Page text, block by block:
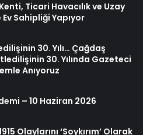
Ticari Havacılık ve Uzay
Sahipliği Yapıyor
30. Yılı… Çağdaş
30. Yılında Gazeteci
Anıyoruz
– 10 Haziran 2026
Olaylarını ‘Soykırım’ Olarak